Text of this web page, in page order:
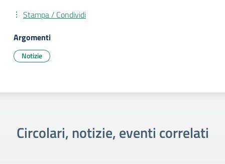
Stampa / Condividi
Argomenti
Notizie
Circolari, notizie, eventi correlati